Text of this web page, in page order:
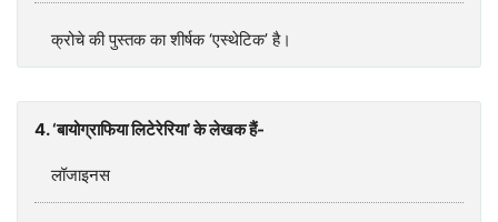
क्रोचे की पुस्तक का शीर्षक ‘एस्थेटिक’ है।
4. ‘बायोग्राफिया लिटेरेरिया’ के लेखक हैं-
लॉजाइनस